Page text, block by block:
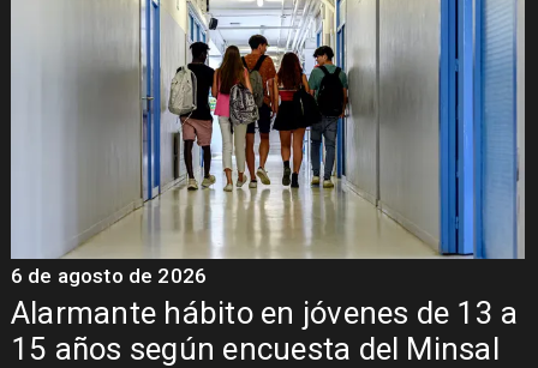
Aprueban creación del Parque
Sebastián Piñera con inversión de $4
6 de agosto de 2026